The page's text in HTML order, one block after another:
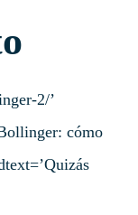
2/’
cómo